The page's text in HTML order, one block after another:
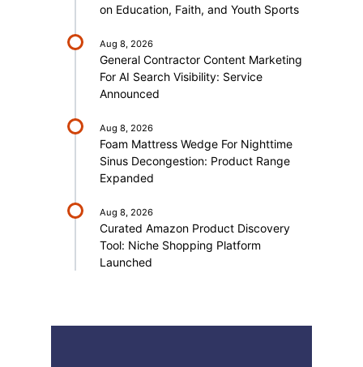
on Education, Faith, and Youth Sports
Aug 8, 2026
General Contractor Content Marketing
For AI Search Visibility: Service
Announced
Aug 8, 2026
Foam Mattress Wedge For Nighttime
Sinus Decongestion: Product Range
Expanded
Aug 8, 2026
Curated Amazon Product Discovery
Tool: Niche Shopping Platform
Launched